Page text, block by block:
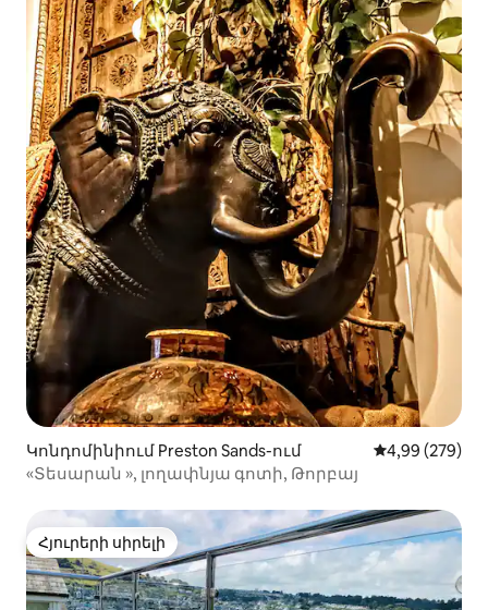
Կոնդոմինիում Preston Sands-ում Միջին
4,99 (279)
«Տեսարան », լողափնյա գոտի, Թորբայ
Հյուրերի սիրելի
Հյուրերի սիրելի